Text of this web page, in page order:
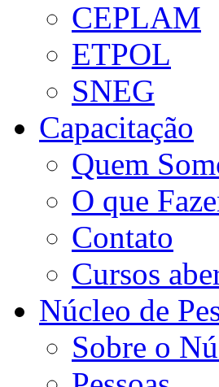
CEPLAM
ETPOL
SNEG
Capacitação
Quem
O que
Contato
Cursos
Núcleo de
Sobre o